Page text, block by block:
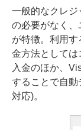
一般的なクレ
の必要がなく
が特徴。利用
金方法としては
入金のほか、
することで自
対応)。